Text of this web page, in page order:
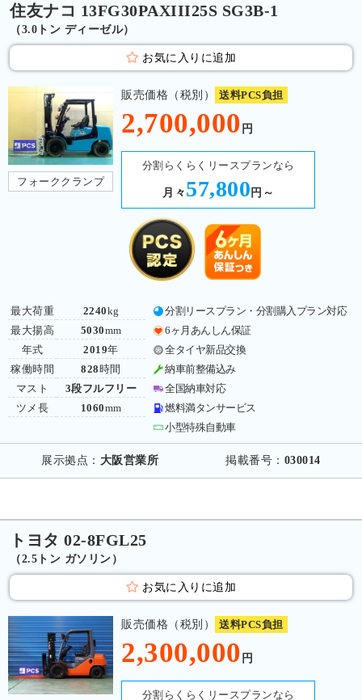
住友ナコ 13FG30PAXIII25S SG3B-1
（3.0トン ディーゼル）
お気に入りに追加
フォーククランプ
販売価格（税別） 送料PCS負担
2,700,000 円
分割らくらくリースプランなら
月々 57,800 円～
最大荷重
最大揚高
年式
稼働時間
マスト
ツメ長
2240kg
5030mm
2019年
828 時間
3段フルフリー
1060mm
分割リースプラン・分割購入プラン対応
6ヶ月あんしん保証
全タイヤ新品交換
納車前整備込み
全国納車対応
燃料満タンサービス
小型特殊自動車
展示拠点： 大阪営業所 掲載番号： 030014
トヨタ 02-8FGL25
（2.5トン ガソリン）
お気に入りに追加
販売価格（税別） 送料PCS負担
2,300,000 円
分割らくらくリースプランなら